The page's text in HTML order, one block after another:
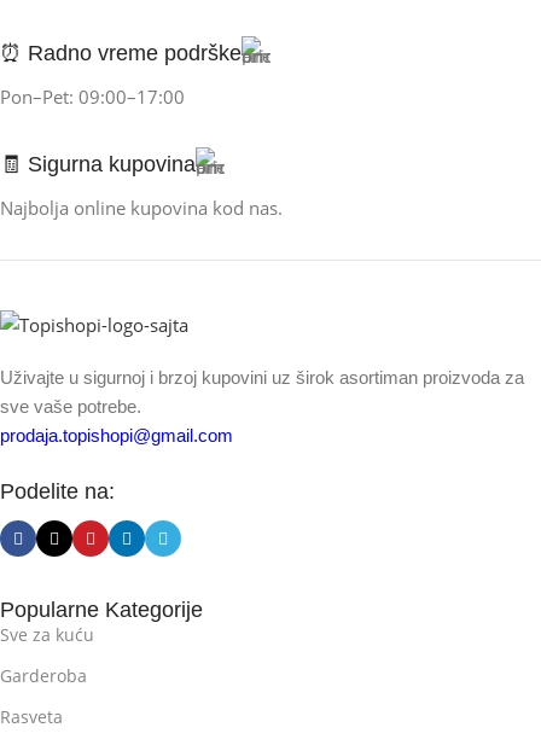
⏰ Radno vreme podrške
Pon–Pet: 09:00–17:00
🧾 Sigurna kupovina
Najbolja online kupovina kod nas.
Uživajte u sigurnoj i brzoj kupovini uz širok asortiman proizvoda za
sve vaše potrebe.
prodaja.topishopi@gmail.com
Podelite na:
Popularne Kategorije
Sve za kuću
Garderoba
Rasveta